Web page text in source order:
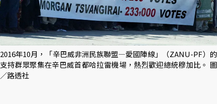
2016年10月，「辛巴威非洲民族聯盟—愛國陣線」（ZANU-PF）的
支持群眾聚集在辛巴威首都哈拉雷機場，熱烈歡迎總統穆加比。 圖
／路透社